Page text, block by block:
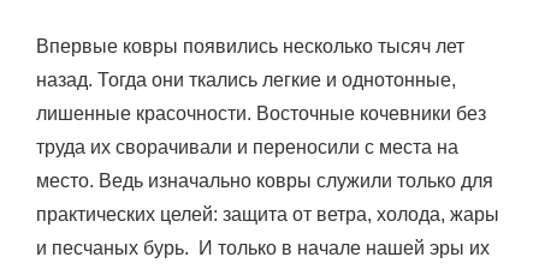
Впервые ковры появились несколько тысяч лет
назад. Тогда они ткались легкие и однотонные,
лишенные красочности. Восточные кочевники без
труда их сворачивали и переносили с места на
место. Ведь изначально ковры служили только для
практических целей: защита от ветра, холода, жары
и песчаных бурь. И только в начале нашей эры их